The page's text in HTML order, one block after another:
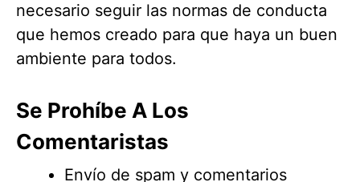
necesario seguir las normas de conducta
que hemos creado para que haya un buen
ambiente para todos.
Se Prohíbe A Los
Comentaristas
Envío de spam y comentarios